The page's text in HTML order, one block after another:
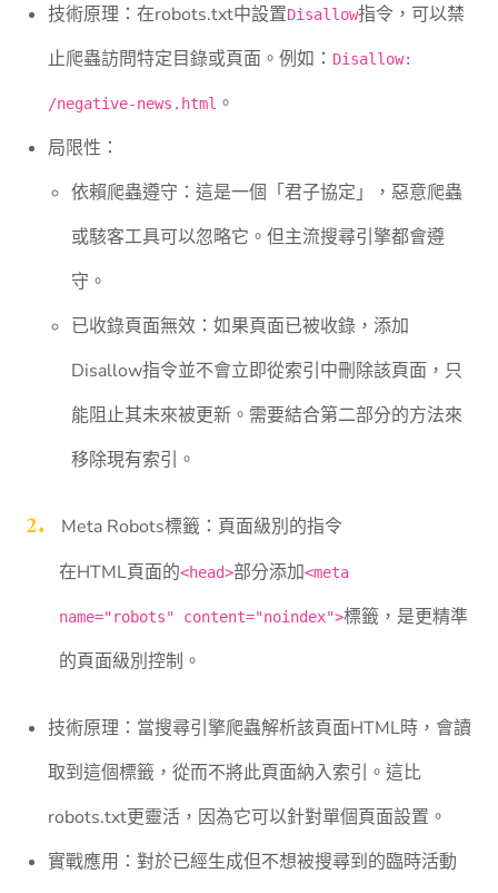
技術原理：在robots.txt中設置Disallow指令，可以禁
止爬蟲訪問特定目錄或頁面。例如： Disallow:
/negative-news.html 。
局限性：
依賴爬蟲遵守：這是一個「君子協定」，惡意爬蟲
或駭客工具可以忽略它。但主流搜尋引擎都會遵
守。
已收錄頁面無效：如果頁面已被收錄，添加
Disallow指令並不會立即從索引中刪除該頁面，只
能阻止其未來被更新。需要結合第二部分的方法來
移除現有索引。
Meta Robots標籤：頁面級別的指令
在HTML頁面的<head>部分添加<meta
name="robots" content="noindex">標籤，是更精準
的頁面級別控制。
技術原理：當搜尋引擎爬蟲解析該頁面HTML時，會讀
取到這個標籤，從而不將此頁面納入索引。這比
robots.txt更靈活，因為它可以針對單個頁面設置。
實戰應用：對於已經生成但不想被搜尋到的臨時活動